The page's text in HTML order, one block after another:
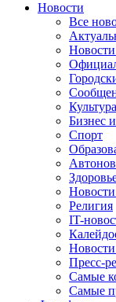
Новости
Все
Бизнес
Спорт
Религия
IT-
Новости
Пресс-
Самые
Самые